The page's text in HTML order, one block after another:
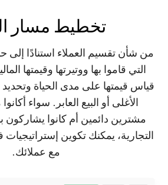
تخطيط مسار
من شأن تقسيم العملاء استنادًا إلى
التي قاموا بها ووتيرتها وقيمتها
قياس قيمتها على مدى الحياة
الأغلى أو البيع العابر. سواء
مشترين دائمين أم كانوا
التجارية، يمكنك تكوين إستراتيجيات
مع عملائك.